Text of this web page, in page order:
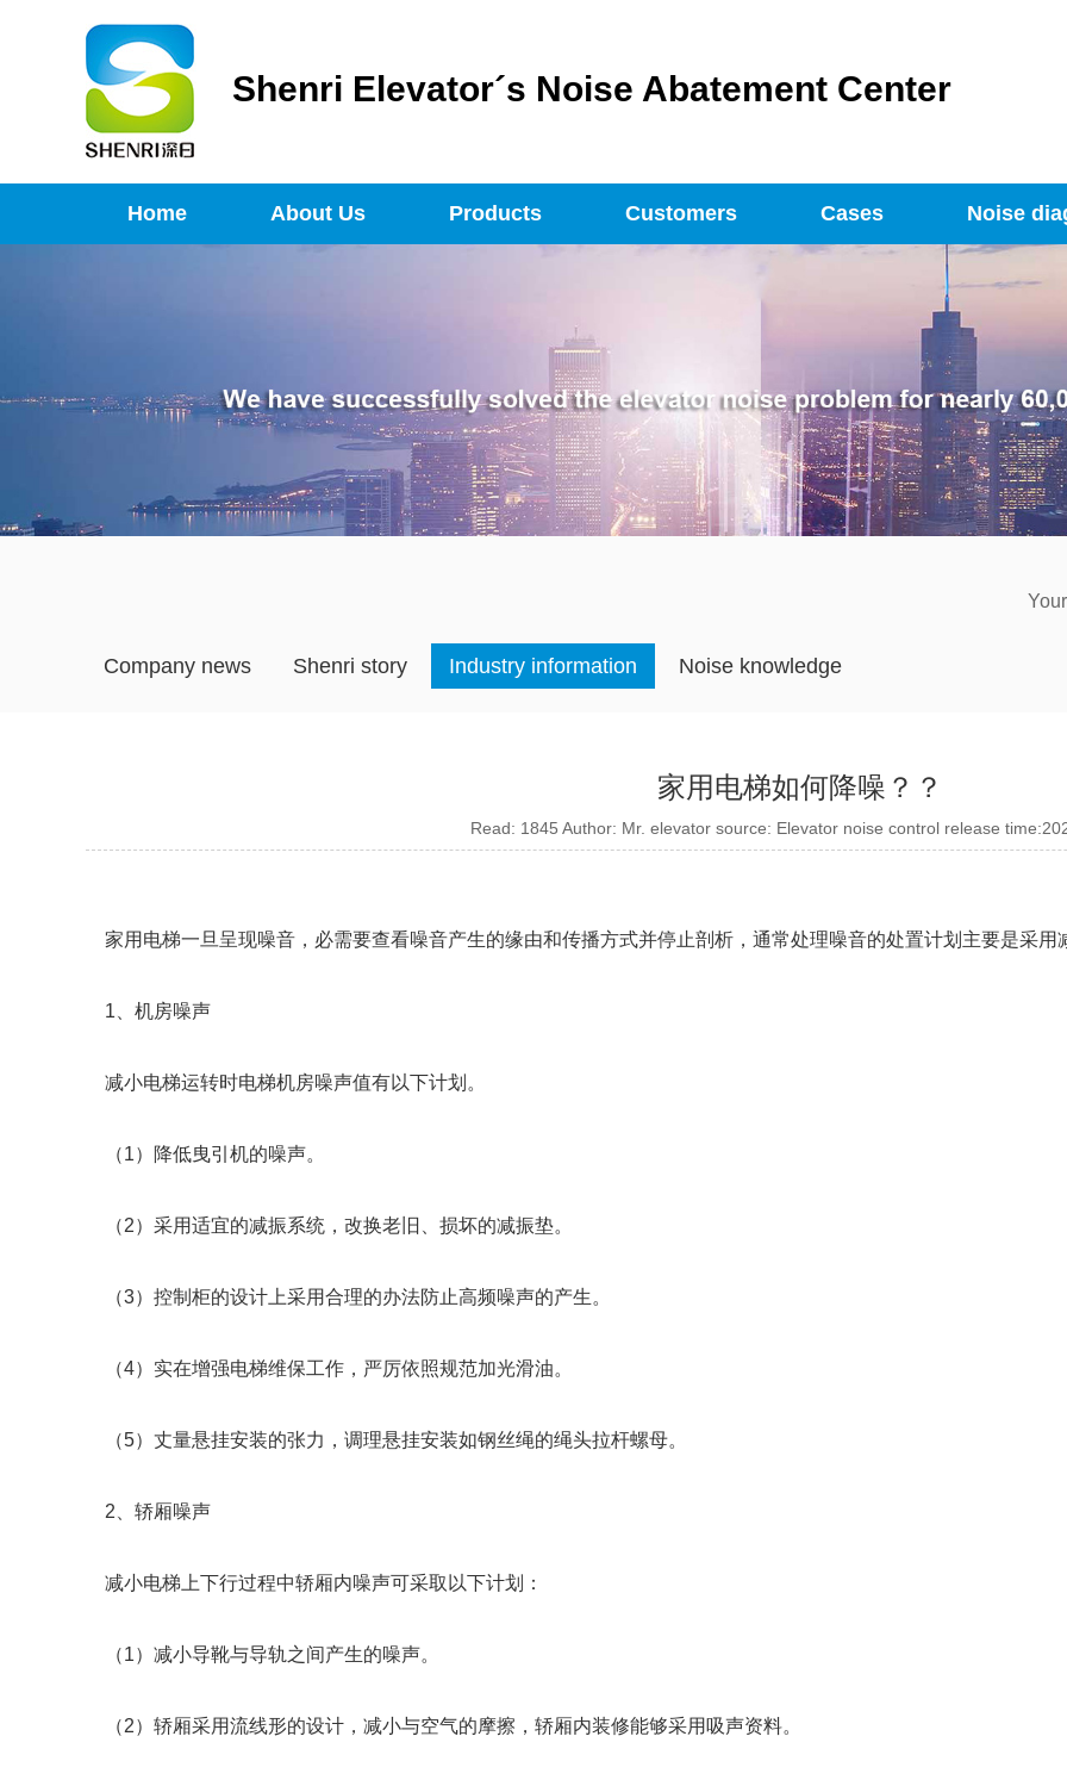
Shenri Elevator´s Noise Abatement Center
Home About Us Products Customers Cases Noise
Company news Shenri story Industry information Noise knowledge
家用电梯如何降噪？？
Read: 1845 Author: Mr. elevator source: Elevator noise control release
家用电梯一旦呈现噪音，必需要查看噪音产生的缘由和传播方式并停止剖析，通常处理噪音的处置计划主要是采用
1、机房噪声
减小电梯运转时电梯机房噪声值有以下计划。
（1）降低曳引机的噪声。
（2）采用适宜的减振系统，改换老旧、损坏的减振垫。
（3）控制柜的设计上采用合理的办法防止高频噪声的产生。
（4）实在增强电梯维保工作，严厉依照规范加光滑油。
（5）丈量悬挂安装的张力，调理悬挂安装如钢丝绳的绳头拉杆螺母。
2、轿厢噪声
减小电梯上下行过程中轿厢内噪声可采取以下计划：
（1）减小导靴与导轨之间产生的噪声。
（2）轿厢采用流线形的设计，减小与空气的摩擦，轿厢内装修能够采用吸声资料。